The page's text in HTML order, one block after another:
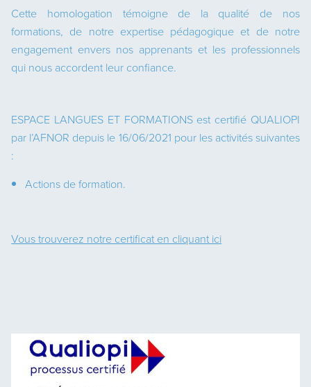
Cette homologation témoigne de la qualité de nos
formations, de notre expertise pédagogique et de notre
engagement envers nos apprenants et les professionnels
qui nous accordent leur confiance.
ESPACE LANGUES ET FORMATIONS est certifié QUALIOPI
par l’AFNOR depuis le 16/06/2021 pour les activités suivantes
:
Actions de formation.
Vous trouverez notre certificat en cliquant ici